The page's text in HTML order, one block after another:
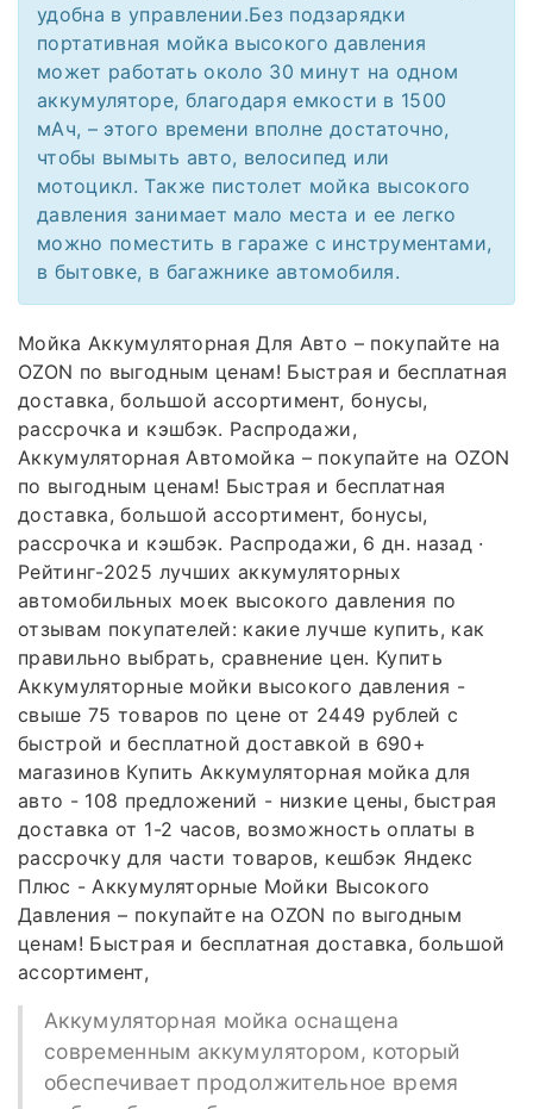
удобна в управлении.Без подзарядки
портативная мойка высокого давления
может работать около 30 минут на одном
аккумуляторе, благодаря емкости в 1500
мАч, – этого времени вполне достаточно,
чтобы вымыть авто, велосипед или
мотоцикл. Также пистолет мойка высокого
давления занимает мало места и ее легко
можно поместить в гараже с инструментами,
в бытовке, в багажнике автомобиля.
Мойка Аккумуляторная Для Авто – покупайте на
OZON по выгодным ценам! Быстрая и бесплатная
доставка, большой ассортимент, бонусы,
рассрочка и кэшбэк. Распродажи,
Аккумуляторная Автомойка – покупайте на OZON
по выгодным ценам! Быстрая и бесплатная
доставка, большой ассортимент, бонусы,
рассрочка и кэшбэк. Распродажи, 6 дн. назад ·
Рейтинг-2025 лучших аккумуляторных
автомобильных моек высокого давления по
отзывам покупателей: какие лучше купить, как
правильно выбрать, сравнение цен. Купить
Аккумуляторные мойки высокого давления -
свыше 75 товаров по цене от 2449 рублей с
быстрой и бесплатной доставкой в 690+
магазинов Купить Аккумуляторная мойка для
авто - 108 предложений - низкие цены, быстрая
доставка от 1-2 часов, возможность оплаты в
рассрочку для части товаров, кешбэк Яндекс
Плюс - Аккумуляторные Мойки Высокого
Давления – покупайте на OZON по выгодным
ценам! Быстрая и бесплатная доставка, большой
ассортимент,
Аккумуляторная мойка оснащена
современным аккумулятором, который
обеспечивает продолжительное время